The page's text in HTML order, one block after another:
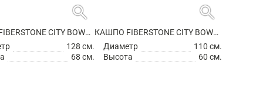
search
КАШПО FIBERSTONE CITY BOWL L GREY
128 см.
68 см.
search
КАШПО FIBERSTONE CITY BOWL M BLACK
Диаметр
110 см.
Высота
60 см.